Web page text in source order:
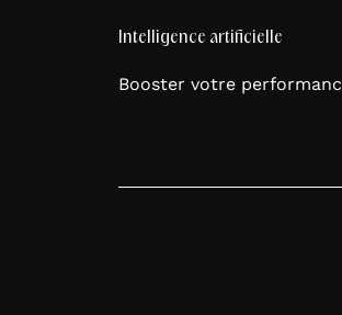
Intelligence artificielle
Booster votre